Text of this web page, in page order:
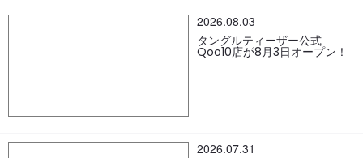
2026.08.03
タングルティーザー公式
Qoo10店が8月3日オープン！
2026.07.31